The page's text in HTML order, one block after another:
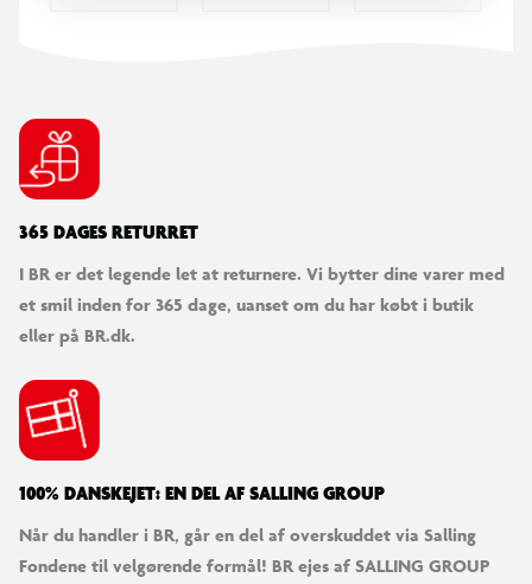
365 DAGES RETURRET
I BR er det legende let at returnere. Vi bytter dine varer med
et smil inden for 365 dage, uanset om du har købt i butik
eller på BR.dk.
100% DANSKEJET: EN DEL AF SALLING GROUP
Når du handler i BR, går en del af overskuddet via Salling
Fondene til velgørende formål! BR ejes af SALLING GROUP